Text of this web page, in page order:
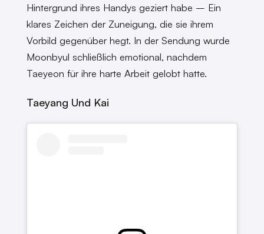
Hintergrund ihres Handys geziert habe – Ein
klares Zeichen der Zuneigung, die sie ihrem
Vorbild gegenüber hegt. In der Sendung wurde
Moonbyul schließlich emotional, nachdem
Taeyeon für ihre harte Arbeit gelobt hatte.
Taeyang Und Kai